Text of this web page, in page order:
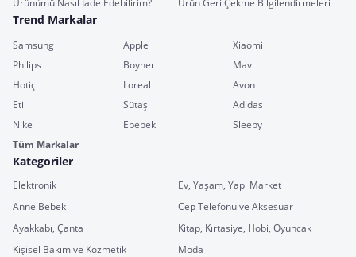
Ürünümü Nasıl İade Edebilirim?
Ürün Geri Çekme Bilgilendirmeleri
Trend Markalar
Samsung Apple
Xiaomi
Philips
Boyner
Mavi
Hotiç
Loreal
Avon
Eti
Sütaş
Adidas
Nike
Ebebek
Sleepy
Tüm Markalar
Kategoriler
Elektronik
Ev, Yaşam, Yapı Market
Anne Bebek
Cep Telefonu ve Aksesuar
Ayakkabı, Çanta
Kitap, Kırtasiye, Hobi, Oyuncak
Kişisel Bakım ve Kozmetik
Moda